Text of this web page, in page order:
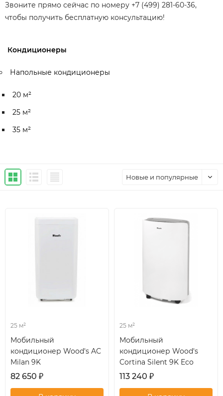
Звоните прямо сейчас по номеру +7 (499) 281-60-36,
чтобы получить бесплатную консультацию!
Кондиционеры
Напольные кондиционеры
20 м²
25 м²
35 м²
Новые и популярные
25 м²
Мобильный
кондиционер Wood's AC
Milan 9K
82 650 ₽
25 м²
Мобильный
кондиционер Wood's
Cortina Silent 9K Eco
113 240 ₽